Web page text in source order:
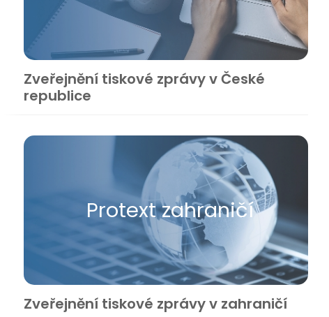
Zveřejnění tiskové zprávy v České
republice
Protext zahraničí
Zveřejnění tiskové zprávy v zahraničí